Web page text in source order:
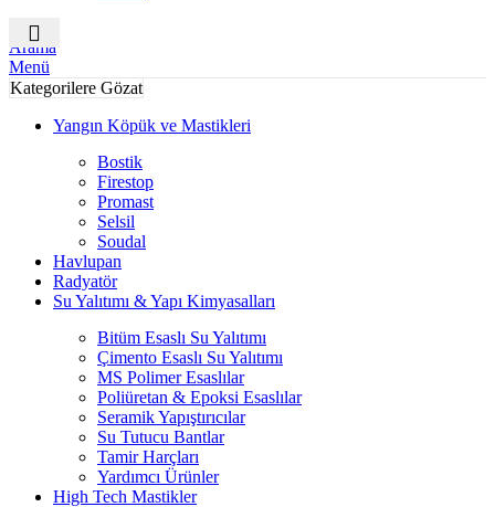
Arama
Menü
Kategorilere Gözat
Yangın Köpük ve Mastikleri
Bostik
Firestop
Promast
Selsil
Soudal
Havlupan
Radyatör
Su Yalıtımı & Yapı Kimyasalları
Bitüm Esaslı Su Yalıtımı
Çimento Esaslı Su Yalıtımı
MS Polimer Esaslılar
Poliüretan & Epoksi Esaslılar
Seramik Yapıştırıcılar
Su Tutucu Bantlar
Tamir Harçları
Yardımcı Ürünler
High Tech Mastikler